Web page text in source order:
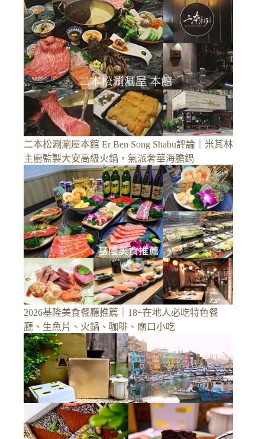
二本松涮涮屋本館 Er Ben Song Shabu評論｜米其林
主廚監製大安高級火鍋，氣派奢華海膽鍋
2026基隆美食餐廳推薦｜18+在地人必吃特色餐
廳、生魚片、火鍋、咖啡、廟口小吃